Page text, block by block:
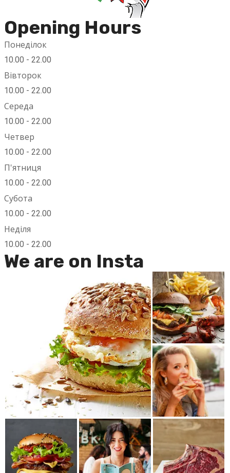
Opening Hours
Понеділок
10.00 - 22.00
Вівторок
10.00 - 22.00
Середа
10.00 - 22.00
Четвер
10.00 - 22.00
П'ятниця
10.00 - 22.00
Субота
10.00 - 22.00
Неділя
10.00 - 22.00
We are on Insta